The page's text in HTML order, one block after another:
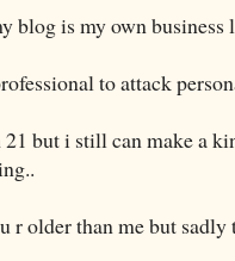
blog is my own business
to attack
21 but i still can make a
r older than me but